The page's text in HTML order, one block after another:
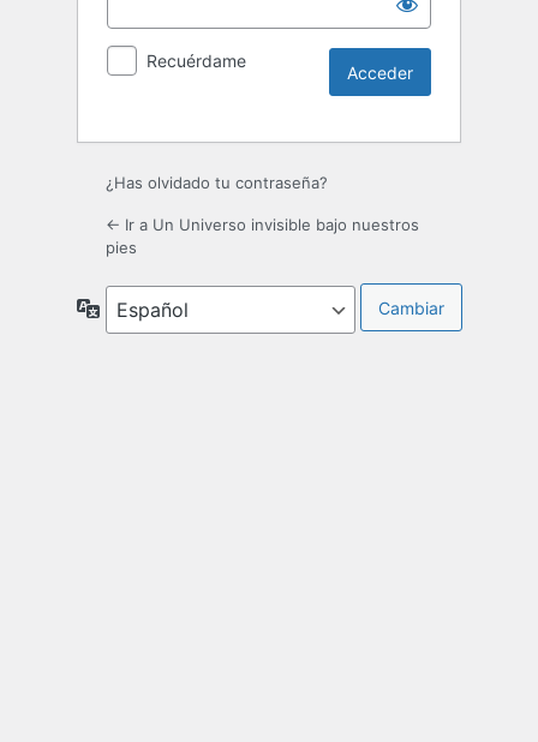
Recuérdame
¿Has olvidado tu contraseña?
← Ir a Un Universo invisible bajo nuestros
pies
Idioma